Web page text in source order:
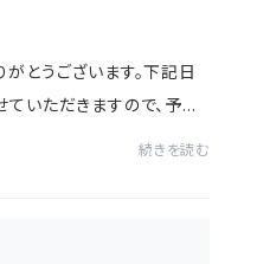
とうございます。下記日
いただきますので、予め
ます。2021年12月30日
続きを読む